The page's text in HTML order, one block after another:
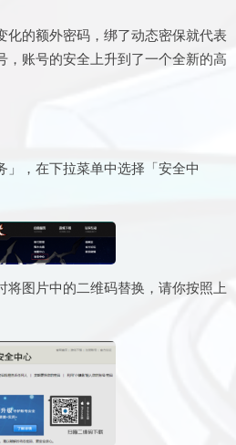
化的额外密码，绑了动态密保就代表
账号的安全上升到了一个全新的高
，在下拉菜单中选择「安全中
图片中的二维码替换，请你按照上